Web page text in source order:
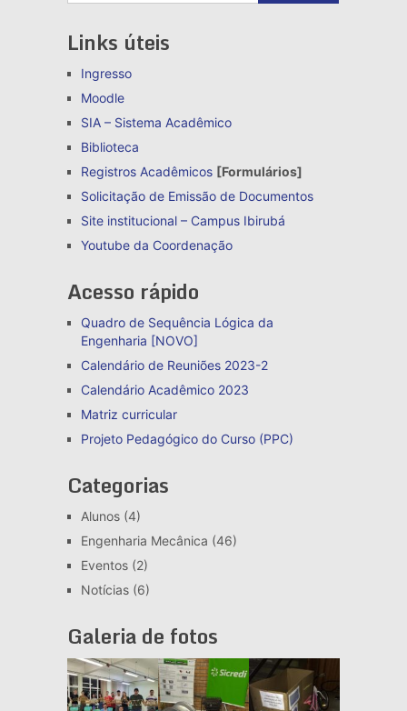
Links úteis
Ingresso
Moodle
SIA – Sistema Acadêmico
Biblioteca
Registros Acadêmicos [Formulários]
Solicitação de Emissão de Documentos
Site institucional – Campus Ibirubá
Youtube da Coordenação
Acesso rápido
Quadro de Sequência Lógica da
Engenharia [NOVO]
Calendário de Reuniões 2023-2
Calendário Acadêmico 2023
Matriz curricular
Projeto Pedagógico do Curso (PPC)
Categorias
Alunos(4)
Engenharia Mecânica (46)
Eventos(2)
Notícias(6)
Galeria de fotos